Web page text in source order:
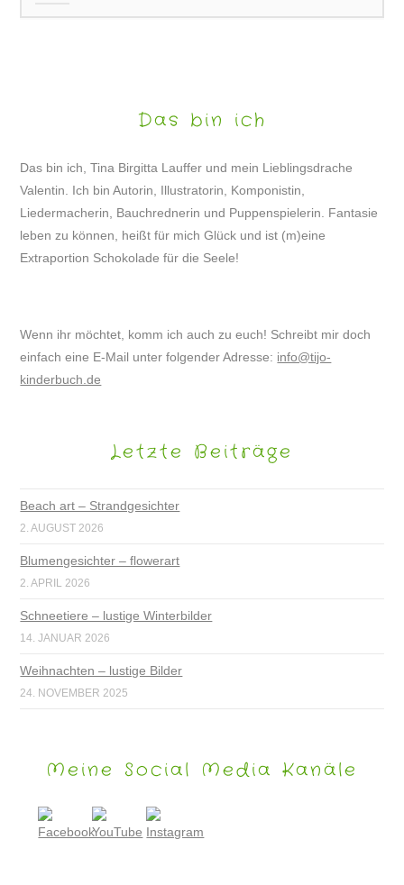
Das bin ich
Das bin ich, Tina Birgitta Lauffer und mein Lieblingsdrache
Valentin. Ich bin Autorin, Illustratorin, Komponistin,
Liedermacherin, Bauchrednerin und Puppenspielerin. Fantasie
leben zu können, heißt für mich Glück und ist (m)eine
Extraportion Schokolade für die Seele!
Wenn ihr möchtet, komm ich auch zu euch! Schreibt mir doch
einfach eine E-Mail unter folgender Adresse: info@tijo-
kinderbuch.de
Letzte Beiträge
Beach art – Strandgesichter
2. AUGUST 2026
Blumengesichter – flowerart
2. APRIL 2026
Schneetiere – lustige Winterbilder
14. JANUAR 2026
Weihnachten – lustige Bilder
24. NOVEMBER 2025
Meine Social Media Kanäle